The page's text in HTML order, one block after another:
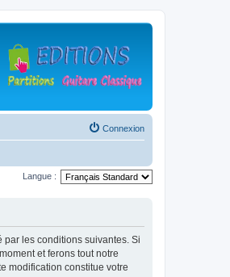
Connexion
Langue :
par les conditions suivantes. Si
et ferons tout notre
modification constitue votre